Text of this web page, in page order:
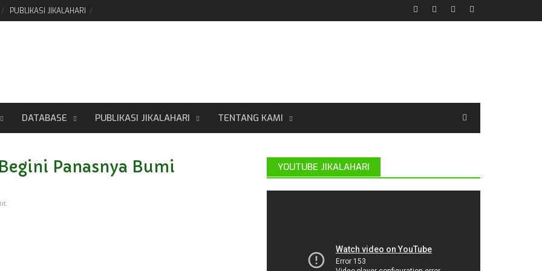
PUBLIKASI JIKALAHARI
DATABASE PUBLIKASI JIKALAHARI TENTANG KAMI
Panasnya Bumi
YOUTUBE JIKALAHARI